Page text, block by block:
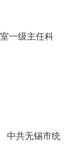
一级主任科
中共无锡市统